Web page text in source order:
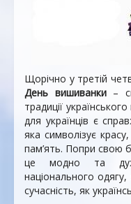
Щорічно у третій
День вишиванки–
традиції
для українців є
яка символізує
пам’ять. Попри свою
це модно та
національного
сучасність, як